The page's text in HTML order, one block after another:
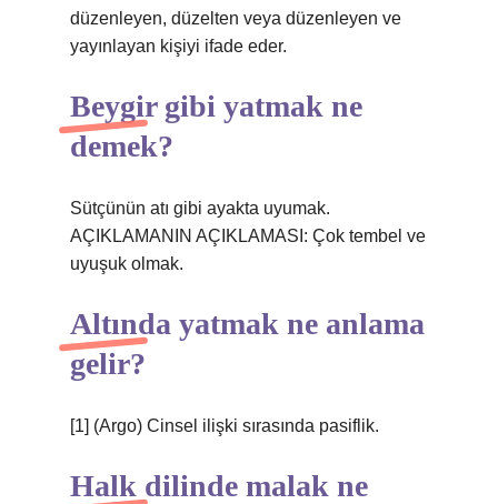
düzenleyen, düzelten veya düzenleyen ve
yayınlayan kişiyi ifade eder.
Beygir gibi yatmak ne
demek?
Sütçünün atı gibi ayakta uyumak.
AÇIKLAMANIN AÇIKLAMASI: Çok tembel ve
uyuşuk olmak.
Altında yatmak ne anlama
gelir?
[1] (Argo) Cinsel ilişki sırasında pasiflik.
Halk dilinde malak ne